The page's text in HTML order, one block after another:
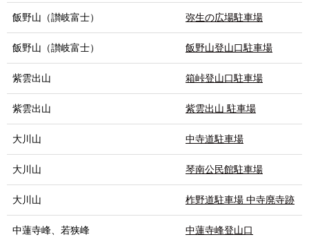
飯野山（讃岐富士） 弥生の広場駐車場
飯野山（讃岐富士） 飯野山登山口駐車場
紫雲出山 箱峠登山口駐車場
紫雲出山 紫雲出山 駐車場
大川山 中寺道駐車場
大川山 琴南公民館駐車場
大川山 柞野道駐車場 中寺廃寺跡
中蓮寺峰、若狭峰 中蓮寺峰登山口